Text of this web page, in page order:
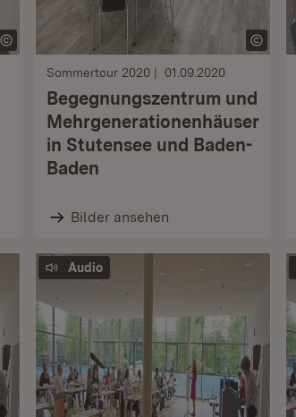
Sommertour 2020 01.09.2020
Begegnungszentrum und
Mehrgenerationenhäuser
in Stutensee und Baden-
Baden
Bilder ansehen
Audio